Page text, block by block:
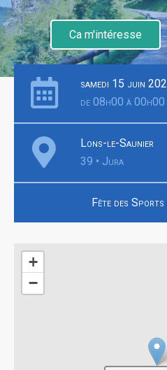
Ca m'intéresse
samedi 15 juin
de 08h00 à 00h00
Lons-le-Saunier
39 • Jura
Fête des
+
−